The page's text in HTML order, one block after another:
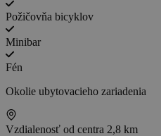
Požičovňa bicyklov
Minibar
Fén
Okolie ubytovacieho zariadenia
Vzdialenosť od centra 2,8 km